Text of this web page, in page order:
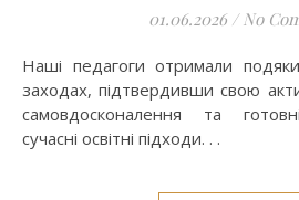
01.06.2026 / No
Наші педагоги отримали подяки за участь у STEM-
заходах, підтвердивши свою
самовдосконалення та
сучасні освітні підходи. . .